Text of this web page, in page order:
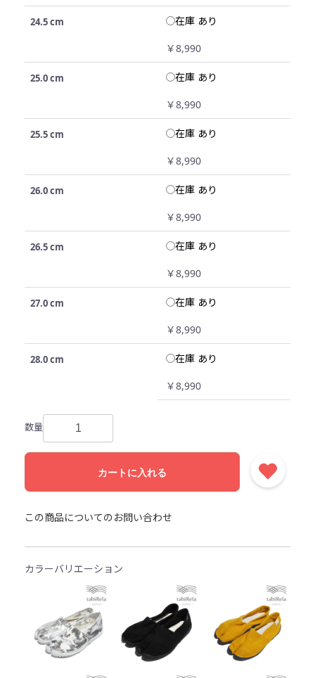
24.5 cm 在庫 あり
￥8,990
25.0 cm 在庫 あり
￥8,990
25.5 cm 在庫 あり
￥8,990
26.0 cm 在庫 あり
￥8,990
26.5 cm 在庫 あり
￥8,990
27.0 cm 在庫 あり
￥8,990
28.0 cm 在庫 あり
￥8,990
数量
カートに入れる
この商品についてのお問い合わせ
カラーバリエーション